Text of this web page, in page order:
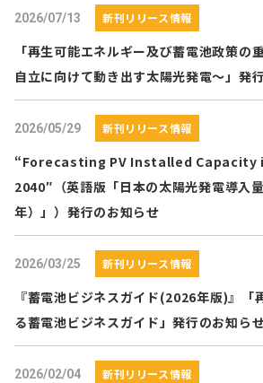
2026/07/13 新刊リリース情報
「再生可能エネルギー及び蓄電池政策の
自立に向けて動き出す太陽光発電～」発
2026/05/29 新刊リリース情報
“Forecasting PV Installed Capacity
2040″（英語版「日本の太陽光発電導入
年）」）発行のお知らせ
2026/03/25 新刊リリース情報
『蓄電池ビジネスガイド(2026年版)』「
る蓄電池ビジネスガイド」発行のお知ら
2026/02/04 新刊リリース情報